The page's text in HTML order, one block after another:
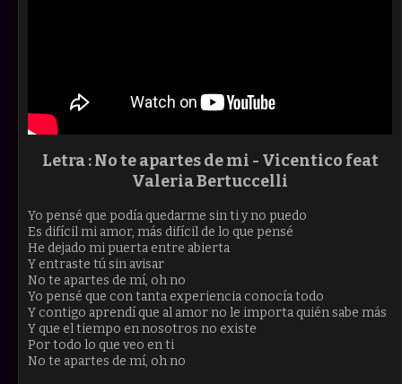
Letra :No te apartes de mi - Vicentico feat
Valeria Bertuccelli
Yo pensé que podía quedarme sin ti y no puedo
Es difícil mi amor, más difícil de lo que pensé
He dejado mi puerta entre abierta
Y entraste tú sin avisar
No te apartes de mí, oh no
Yo pensé que con tanta experiencia conocía todo
Y contigo aprendí que al amor no le importa quién sabe más
Y que el tiempo en nosotros no existe
Por todo lo que veo en ti
No te apartes de mí, oh no